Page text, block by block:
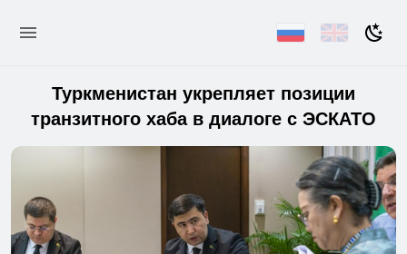
Туркменистан укрепляет позиции
транзитного хаба в диалоге с ЭСКАТО